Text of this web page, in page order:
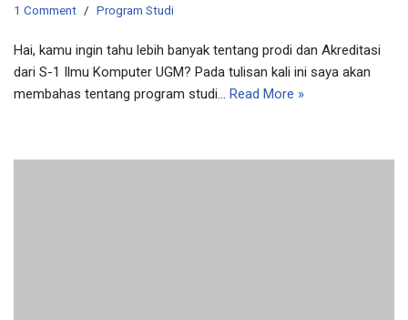
1 Comment Program Studi
Hai, kamu ingin tahu lebih banyak tentang prodi dan Akreditasi
dari S-1 Ilmu Komputer UGM? Pada tulisan kali ini saya akan
membahas tentang program studi… Read More »